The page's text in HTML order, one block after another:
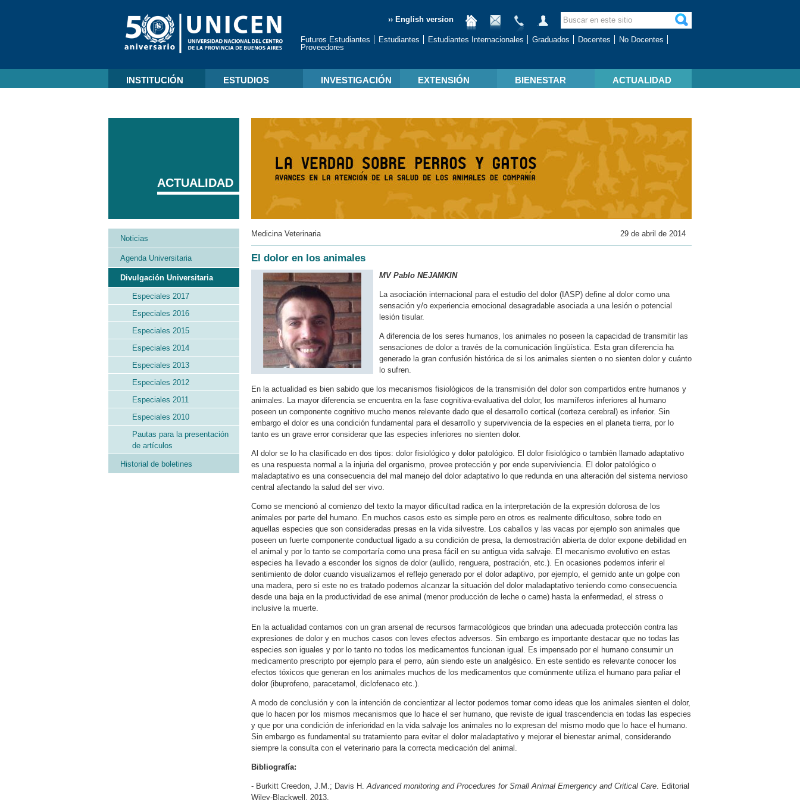
›› English version
Futuros Estudiantes Estudiantes Estudiantes Internacionales Graduados Docentes
No Docentes
Proveedores
INSTITUCIÓN ESTUDIOS INVESTIGACIÓN EXTENSIÓN BIENESTAR ACTUALIDAD
Medicina Veterinaria 29 de abril de 2014
El dolor en los animales
MV Pablo NEJAMKIN
La asociación internacional para el estudio del dolor (IASP) define al dolor como una
sensación y/o experiencia emocional desagradable asociada a una lesión o potencial
lesión tisular.
A diferencia de los seres humanos, los animales no poseen la capacidad de transmitir las
sensaciones de dolor a través de la comunicación lingüística. Esta gran diferencia ha
generado la gran confusión histórica de si los animales sienten o no sienten dolor y cuánto
lo sufren.
En la actualidad es bien sabido que los mecanismos fisiológicos de la transmisión del dolor son compartidos entre humanos y
animales. La mayor diferencia se encuentra en la fase cognitiva-evaluativa del dolor, los mamíferos inferiores al humano
poseen un componente cognitivo mucho menos relevante dado que el desarrollo cortical (corteza cerebral) es inferior. Sin
embargo el dolor es una condición fundamental para el desarrollo y supervivencia de la especies en el planeta tierra, por lo
tanto es un grave error considerar que las especies inferiores no sienten dolor.
Al dolor se lo ha clasificado en dos tipos: dolor fisiológico y dolor patológico. El dolor fisiológico o también llamado adaptativo
es una respuesta normal a la injuria del organismo, provee protección y por ende superviviencia. El dolor patológico o
maladaptativo es una consecuencia del mal manejo del dolor adaptativo lo que redunda en una alteración del sistema nervioso
central afectando la salud del ser vivo.
Como se mencionó al comienzo del texto la mayor dificultad radica en la interpretación de la expresión dolorosa de los
animales por parte del humano. En muchos casos esto es simple pero en otros es realmente dificultoso, sobre todo en
aquellas especies que son consideradas presas en la vida silvestre. Los caballos y las vacas por ejemplo son animales que
poseen un fuerte componente conductual ligado a su condición de presa, la demostración abierta de dolor expone debilidad en
el animal y por lo tanto se comportaría como una presa fácil en su antigua vida salvaje. El mecanismo evolutivo en estas
especies ha llevado a esconder los signos de dolor (aullido, renguera, postración, etc.). En ocasiones podemos inferir el
sentimiento de dolor cuando visualizamos el reflejo generado por el dolor adaptivo, por ejemplo, el gemido ante un golpe con
una madera, pero si este no es tratado podemos alcanzar la situación del dolor maladaptativo teniendo como consecuencia
desde una baja en la productividad de ese animal (menor producción de leche o carne) hasta la enfermedad, el stress o
inclusive la muerte.
En la actualidad contamos con un gran arsenal de recursos farmacológicos que brindan una adecuada protección contra las
expresiones de dolor y en muchos casos con leves efectos adversos. Sin embargo es importante destacar que no todas las
especies son iguales y por lo tanto no todos los medicamentos funcionan igual. Es impensado por el humano consumir un
medicamento prescripto por ejemplo para el perro, aún siendo este un analgésico. En este sentido es relevante conocer los
efectos tóxicos que generan en los animales muchos de los medicamentos que comúnmente utiliza el humano para paliar el
dolor (ibuprofeno, paracetamol, diclofenaco etc.).
A modo de conclusión y con la intención de concientizar al lector podemos tomar como ideas que los animales sienten el dolor,
que lo hacen por los mismos mecanismos que lo hace el ser humano, que reviste de igual trascendencia en todas las especies
y que por una condición de inferioridad en la vida salvaje los animales no lo expresan del mismo modo que lo hace el humano.
Sin embargo es fundamental su tratamiento para evitar el dolor maladaptativo y mejorar el bienestar animal, considerando
siempre la consulta con el veterinario para la correcta medicación del animal.
Bibliografía:
- Burkitt Creedon, J.M.; Davis H.Advanced monitoring and Procedures for Small Animal Emergency and Critical Care. Editorial
Wiley-Blackwell, 2013.
ACTUALIDAD
Noticias
Agenda Universitaria
Divulgación Universitaria
Especiales 2017
Especiales 2016
Especiales 2015
Especiales 2014
Especiales 2013
Especiales 2012
Especiales 2011
Especiales 2010
Pautas para la presentación
de artículos
Historial de boletines